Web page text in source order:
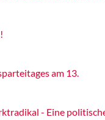
am 13.
- Eine